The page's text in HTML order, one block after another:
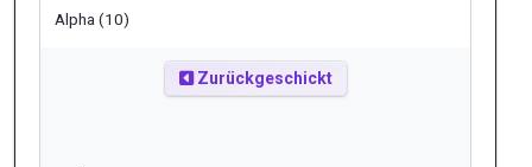
Alpha (10)
Zurückgeschickt